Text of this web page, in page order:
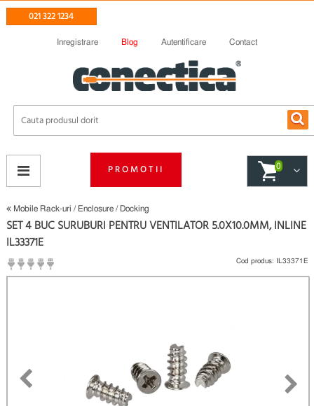
021 322 1234
Inregistrare Blog Autentificare Contact
PROMOTII 0
Mobile Rack-uri / Enclosure / Docking
SET 4 BUC SURUBURI PENTRU VENTILATOR 5.0X10.0MM, INLINE
IL33371E
(
Cod produs: IL33371E